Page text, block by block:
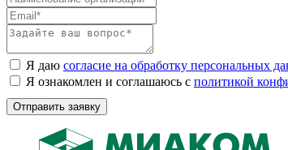
Я даю согласие на обработку персональных
Я ознакомлен и соглашаюсь с политикой
Отправить заявку